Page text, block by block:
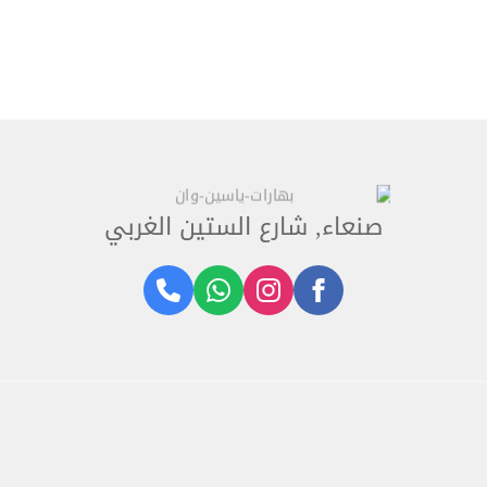
صنعاء, شارع الستين الغربي